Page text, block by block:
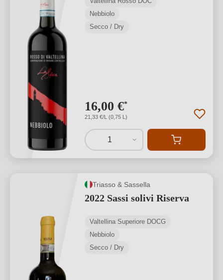
Nebbiolo
Secco / Dry
16,00 €*
21,33 €/L (0,75 L)
1
Triasso & Sassella
2022 Sassi solivi Riserva
Valtellina Superiore DOCG
Nebbiolo
Secco / Dry